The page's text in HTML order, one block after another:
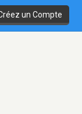
un Compte